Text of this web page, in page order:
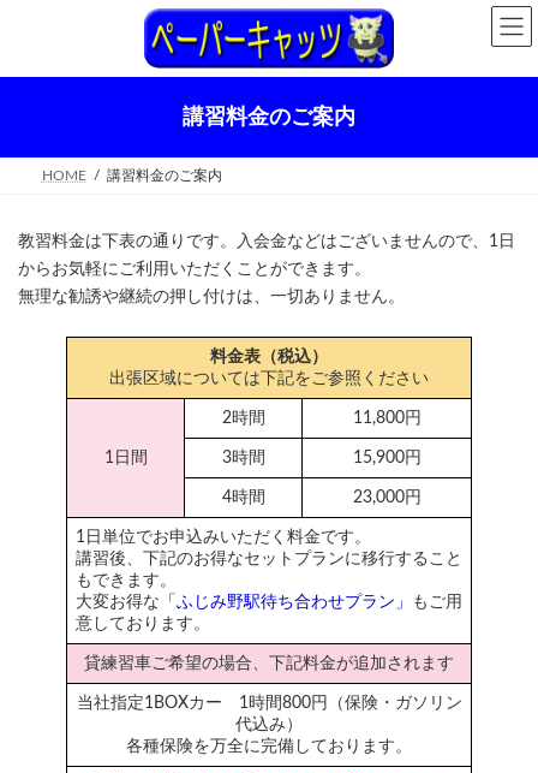
ン
キ
ー
に
講習料金のご案内
HOME 講習料金のご案内
教習料金は下表の通りです。入会金などはございませんので、1日
からお気軽にご利用いただくことができます。
無理な勧誘や継続の押し付けは、一切ありません。
料金表（税込）
出張区域については下記をご参照ください
1日間
2時間 11,800円
3時間 15,900円
4時間 23,000円
1日単位でお申込みいただく料金です。
講習後、下記のお得なセットプランに移行すること
もできます。
大変お得な 「ふじみ野駅待ち合わせプラン」
もご用
意しております。
貸練習車ご希望の場合、下記料金が追加されます
当社指定1BOXカー 1時間800円（保険・ガソリン
代込み）
各種保険を万全に完備しております。